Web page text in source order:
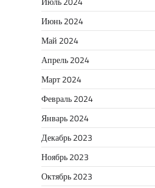
Июнь 2024
Май 2024
Апрель 2024
Март 2024
Февраль 2024
Январь 2024
Декабрь 2023
Ноябрь 2023
Октябрь 2023